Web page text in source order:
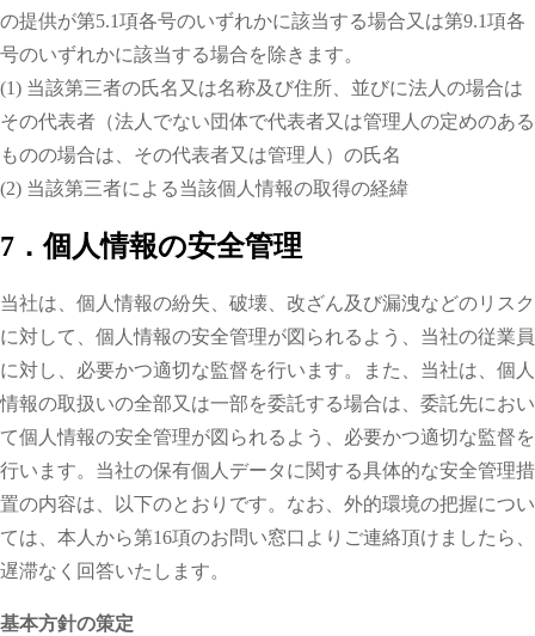
の提供が第5.1項各号のいずれかに該当する場合又は第9.1項各
号のいずれかに該当する場合を除きます。
(1) 当該第三者の氏名又は名称及び住所、並びに法人の場合は
その代表者（法人でない団体で代表者又は管理人の定めのある
ものの場合は、その代表者又は管理人）の氏名
(2) 当該第三者による当該個人情報の取得の経緯
7．個人情報の安全管理
当社は、個人情報の紛失、破壊、改ざん及び漏洩などのリスク
に対して、個人情報の安全管理が図られるよう、当社の従業員
に対し、必要かつ適切な監督を行います。また、当社は、個人
情報の取扱いの全部又は一部を委託する場合は、委託先におい
て個人情報の安全管理が図られるよう、必要かつ適切な監督を
行います。当社の保有個人データに関する具体的な安全管理措
置の内容は、以下のとおりです。なお、外的環境の把握につい
ては、本人から第16項のお問い窓口よりご連絡頂けましたら、
遅滞なく回答いたします。
基本方針の策定